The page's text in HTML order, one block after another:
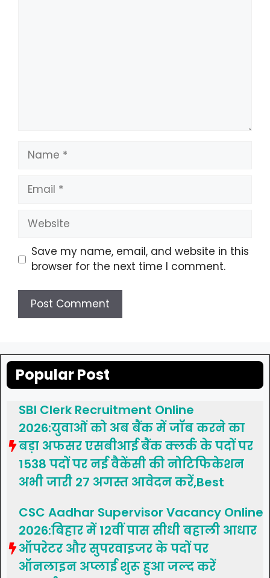
Name
Email
Website
Save my name, email, and website in this
browser for the next time I comment.
Popular Post
SBI Clerk Recruitment Online
2026:युवाओं को अब बैंक में जॉब करने का
बड़ा अफसर एसबीआई बैंक क्लर्क के पदों पर
1538 पदों पर नई वैकेंसी की नोटिफिकेशन
अभी जारी 27 अगस्त आवेदन करें,Best
CSC Aadhar Supervisor Vacancy Online
2026:बिहार में 12वीं पास सीधी बहाली आधार
ऑपरेटर और सुपरवाइजर के पदों पर
ऑनलाइन अप्लाई शुरू हुआ जल्द करें